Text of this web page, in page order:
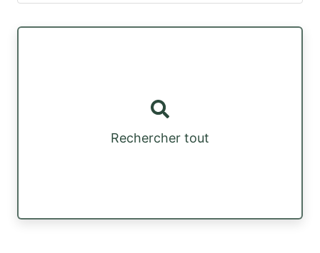
Rechercher tout